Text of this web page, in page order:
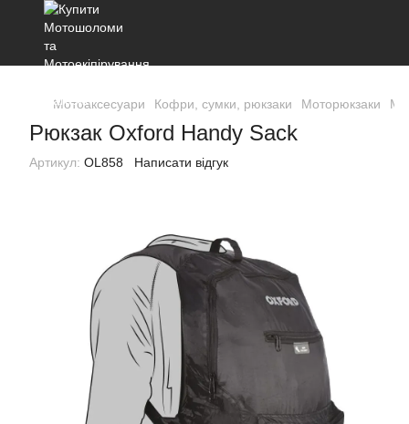
Мотоаксесуари Кофри, сумки, рюкзаки Моторюкзаки
Рюкзак Oxford Handy Sack
Артикул: OL858 Написати відгук